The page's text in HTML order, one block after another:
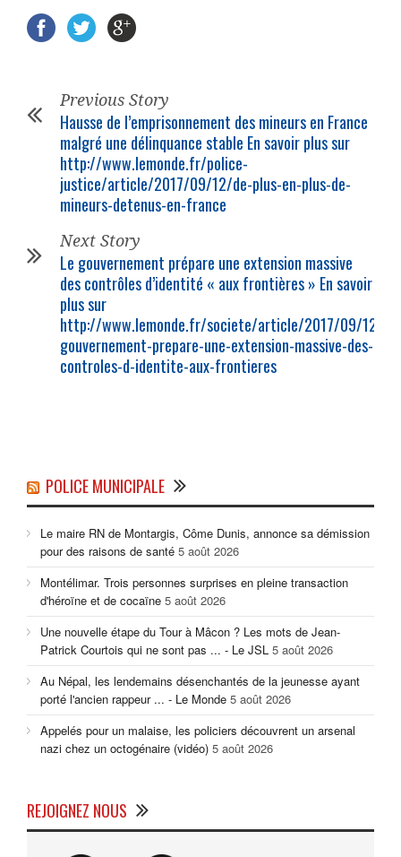
Previous Story
Hausse de l’emprisonnement des mineurs en France
malgré une délinquance stable En savoir plus sur
http://www.lemonde.fr/police-
justice/article/2017/09/12/de-plus-en-plus-de-
mineurs-detenus-en-france
Next Story
Le gouvernement prépare une extension massive
des contrôles d’identité « aux frontières » En savoir
plus sur
http://www.lemonde.fr/societe/article/2017/09/12/le-
gouvernement-prepare-une-extension-massive-des-
controles-d-identite-aux-frontieres
POLICE MUNICIPALE
Le maire RN de Montargis, Côme Dunis, annonce sa démission
pour des raisons de santé 5 août 2026
Montélimar. Trois personnes surprises en pleine transaction
d'héroïne et de cocaïne 5 août 2026
Une nouvelle étape du Tour à Mâcon ? Les mots de Jean-
Patrick Courtois qui ne sont pas ... - Le JSL 5 août 2026
Au Népal, les lendemains désenchantés de la jeunesse ayant
porté l'ancien rappeur ... - Le Monde 5 août 2026
Appelés pour un malaise, les policiers découvrent un arsenal
nazi chez un octogénaire (vidéo) 5 août 2026
REJOIGNEZ NOUS